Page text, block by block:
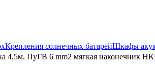
Крепления солнечных батарейШкафы
4,5м, ПуГВ 6 mm2 мягкая наконечник